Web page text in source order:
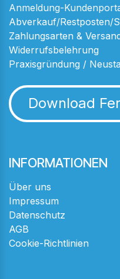
Anmeldung-
Abverkauf/Restposten/
Zahlungsarten &
Widerrufsbelehrung
Praxisgründung /
Download
INFORMATIONEN
Über uns
Impressum
Datenschutz
AGB
Cookie-Richtlinien